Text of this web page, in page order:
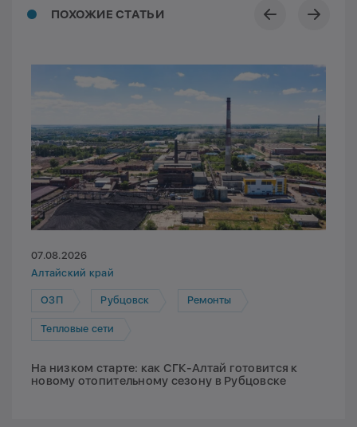
ПОХОЖИЕ СТАТЬИ
07.08.2026
Алтайский край
ОЗП Рубцовск Ремонты
Тепловые сети
На низком старте: как СГК-Алтай готовится к
новому отопительному сезону в Рубцовске